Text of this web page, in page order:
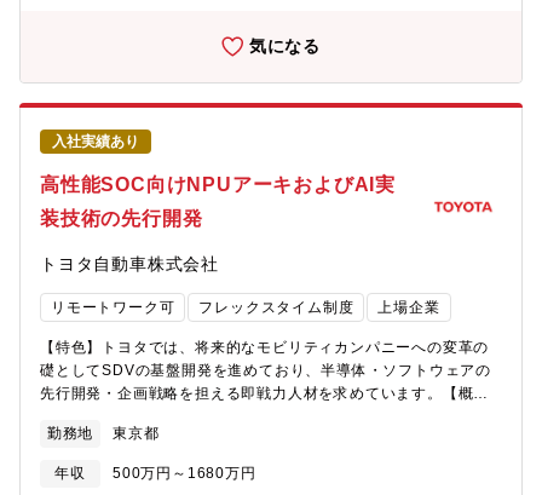
手社員から50代社員まで年齢問わず幅広い層の社員が在籍して活
まで一気通貫したビジネスを展開しております。
広い年代のソフトウェア開発者や製造現場経験者が在籍し、活躍
しています。在宅勤務やTeams会議などのリモートワークを活用
し、効率的な働き方、個々の多様性を尊重し、やりがいを重視す
る職場です。【職場ミッション】「Open Factory, Close to
you」～工場を変え、車を変え、世界を変えていく～をスローガン
に掲げ、人とデータに自由を提供し、すべてのお客様に笑顔をお
届けすることを目指して活動しています。【やりがい】VLA技術
が発表されて以来、生成AIの製造現場への適用は労働人口減少問
題の解決に向けてますます重要になっています。単にAI技術を導
抜き、ハードウェアとソフトウェアの両面から具体化していくこ
とが求められます。最新技術に触れながら実際の生産現場への導
入を担当し、グローバルトヨタへの展開まで幅広く携わるため、
【PR】国内外に多くの工場があり、自身の取り組みをグローバル
に展開できる可能性があります。将来的には海外での活躍の道も
開けています。メンバーは学会やGoogleのイベントで登壇するな
ど専門性の高い人材で構成されており、多方面から信頼される少
で製造現場では海外からの応援者も多い。少子高齢化の中で製造
気になる
入社実績あり
高性能SOC向けNPUアーキおよびAI実
装技術の先行開発
トヨタ自動車株式会社
リモートワーク可 フレックスタイム制度 上場企業
【特色】トヨタでは、将来的なモビリティカンパニーへの変革の
礎としてSDVの基盤開発を進めており、半導体・ソフトウェアの
先行開発・企画戦略を担える即戦力人材を求めています。【概
を支える半導体技術の重要性が極めて高くなってきています。特
に、知能化の基盤となるAI技術は技術進化が速く、ADAS/Cockpit
の商品性の向上には不可欠であり、体制強化を図っています。
勤務地 東京都
年収 500万円～1680万円